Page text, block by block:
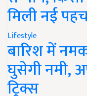
मिली नई
Lifestyle
बारिश में
घुसेगी नमी,
ट्रिक्स